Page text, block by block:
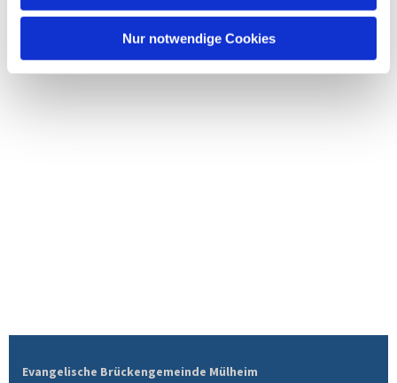
Nur notwendige Cookies
Evangelische Brückengemeinde Mülheim